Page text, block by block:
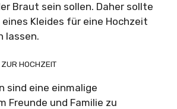
Braut sein sollen. Daher sollte
Kleides für eine Hochzeit
lassen.
HOCHZEIT
sind eine einmalige
Freunde und Familie zu